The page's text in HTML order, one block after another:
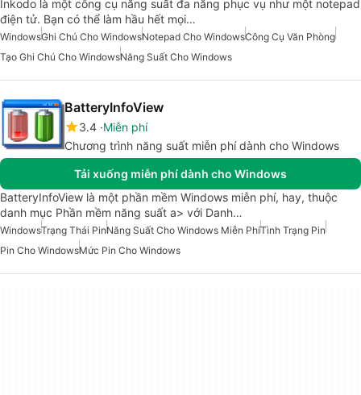
Inkodo là một công cụ năng suất đa năng phục vụ như một notepad
điện tử. Bạn có thể làm hầu hết mọi…
WindowsGhi Chú Cho WindowsNotepad Cho WindowsCông Cụ Văn Phòng
Tạo Ghi Chú Cho WindowsNăng Suất Cho Windows
BatteryInfoView
3.4 Miễn phí
Chương trình năng suất miễn phí dành cho Windows
Tải xuống miễn phí dành cho Windows
BatteryInfoView là một phần mềm Windows miễn phí, hay, thuộc
danh mục Phần mềm năng suất a> với Danh…
WindowsTrạng Thái PinNăng Suất Cho Windows Miễn PhíTình Trạng Pin
Pin Cho WindowsMức Pin Cho Windows